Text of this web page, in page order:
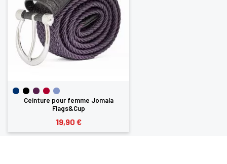
Ceinture pour femme Jomala
Flags&Cup
19,90 €